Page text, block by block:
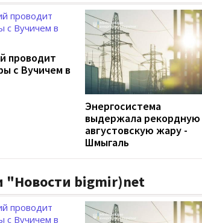
проводит
с Вучичем в
Энергосистема
выдержала рекордную
августовскую жару -
Шмыгаль
"Новости bigmir)net